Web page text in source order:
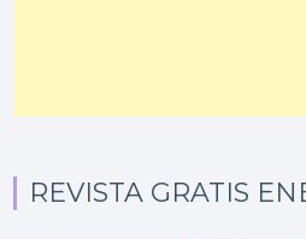
REVISTA GRATIS